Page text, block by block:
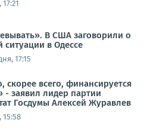
В США заговорили о
ситуации в Одессе
17:15
скорее всего, финансируется
- заявил лидер партии
Госдумы Алексей Журавлев
15:58